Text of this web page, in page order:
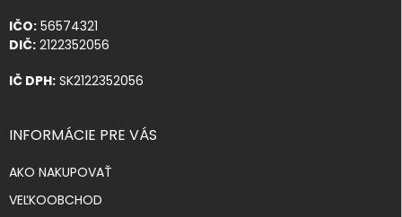
IČO: 56574321
DIČ: 2122352056
IČ DPH: SK2122352056
INFORMÁCIE PRE VÁS
AKO NAKUPOVAŤ
VEĽKOOBCHOD